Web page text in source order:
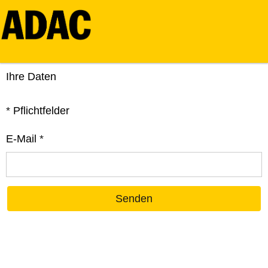
Ihre Daten
* Pflichtfelder
E-Mail *
Senden